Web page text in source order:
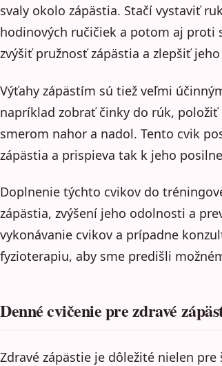
svaly okolo zápästia. Stačí vystaviť
hodinových ručičiek a potom aj proti
zvýšiť pružnosť zápästia a zlepšiť
Výťahy zápästím sú tiež veľmi
napríklad zobrať činky do rúk,
smerom nahor a nadol. Tento cvik
zápästia a prispieva tak k jeho
Doplnenie týchto cvikov do
zápästia, zvýšení jeho odolnosti a
vykonávanie cvikov a prípadne
fyzioterapiu, aby sme predišli
Denné cvičenie pre zdravé
Zdravé zápästie je dôležité nielen